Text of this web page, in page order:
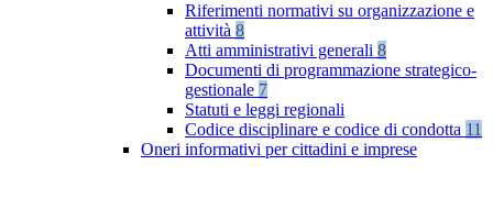
Riferimenti normativi su organizzazione e
attività 8
Atti amministrativi generali 8
Documenti di programmazione strategico-
gestionale 7
Statuti e leggi regionali
Codice disciplinare e codice di condotta 11
Oneri informativi per cittadini e imprese